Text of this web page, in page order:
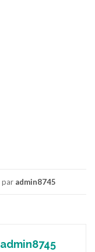
par admin8745
admin8745